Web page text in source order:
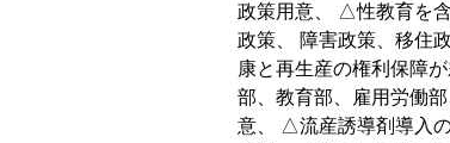
政策用意、 △性教育を
政策、 障害政策、移住
康と再生産の権利保障
部、教育部、雇用労働
意、 △流産誘導剤導入